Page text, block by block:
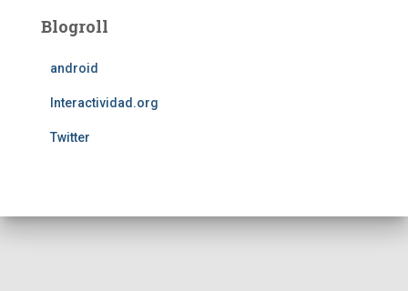
Blogroll
android
Interactividad.org
Twitter